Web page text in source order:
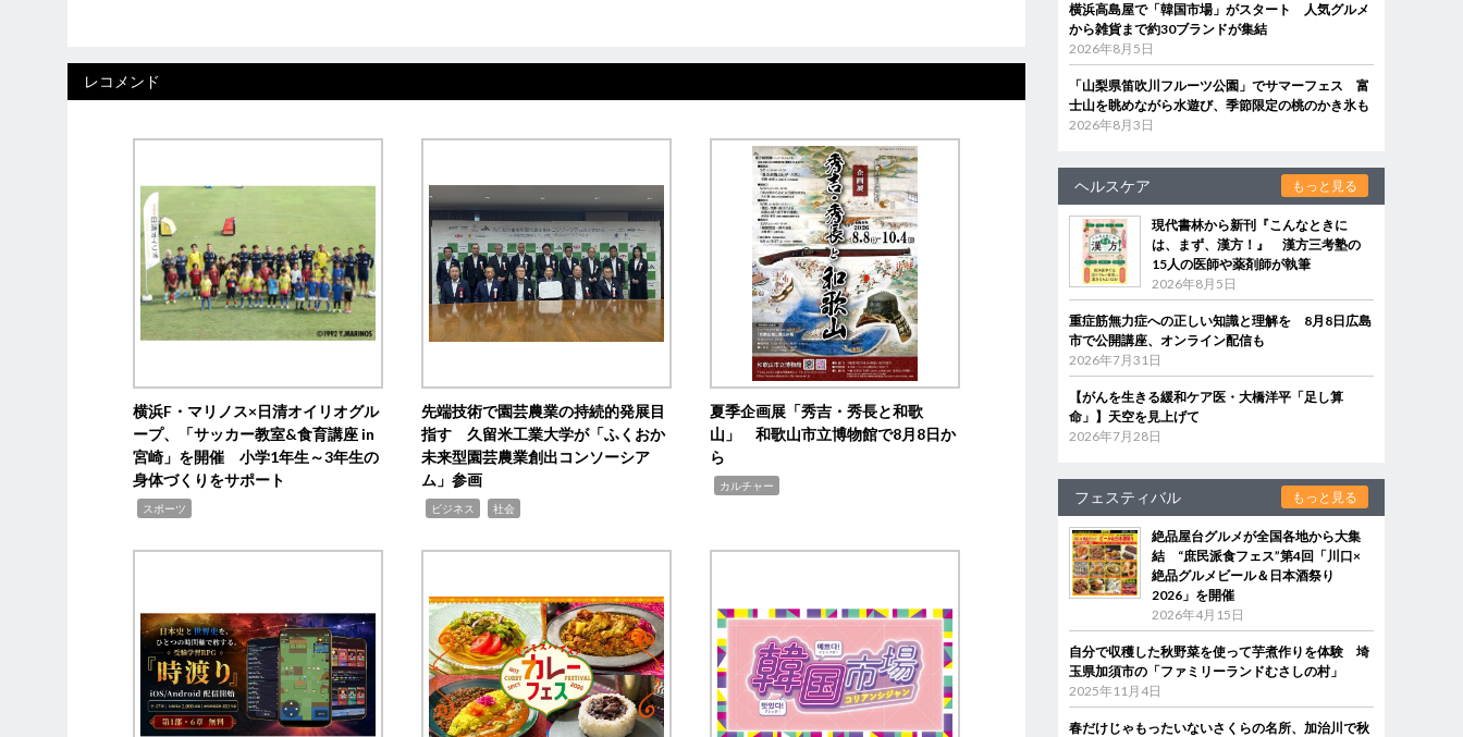
レコメンド
横浜F・マリノス×日清オイリオグル
ープ、「サッカー教室&食育講座 in
宮崎」を開催 小学1年生～3年生の
身体づくりをサポート
スポーツ
先端技術で園芸農業の持続的発展目
指す 久留米工業大学が「ふくおか
未来型園芸農業創出コンソーシア
ム」参画
ビジネス 社会
夏季企画展「秀吉・秀長と和歌
山」 和歌山市立博物館で8月8日か
ら
カルチャー
横浜高島屋で「韓国市場」がスタート 人気グルメ
から雑貨まで約30ブランドが集結
2026年8月5日
「山梨県笛吹川フルーツ公園」でサマーフェス 富
士山を眺めながら水遊び、季節限定の桃のかき氷も
2026年8月3日
ヘルスケア もっと見る
現代書林から新刊『こんなときに
は、まず、漢方！』 漢方三考塾の
15人の医師や薬剤師が執筆
2026年8月5日
重症筋無力症への正しい知識と理解を 8月8日広島
市で公開講座、オンライン配信も
2026年7月31日
【がんを生きる緩和ケア医・大橋洋平「足し算
命」】天空を見上げて
2026年7月28日
フェスティバル もっと見る
絶品屋台グルメが全国各地から大集
結 “庶民派食フェス”第4回「川口×
絶品グルメビール＆日本酒祭り
2026」を開催
2026年4月15日
自分で収穫した秋野菜を使って芋煮作りを体験 埼
玉県加須市の「ファミリーランドむさしの村」
2025年11月4日
春だけじゃもったいないさくらの名所、加治川で秋